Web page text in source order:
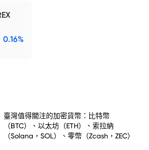
0.16%
臺灣值得關注的加密貨幣：比特幣
（BTC）、以太坊（ETH）、索拉納
（Solana，SOL）、零幣（Zcash，ZEC）